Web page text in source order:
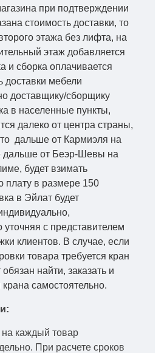
при подтверждении
стоимость доставки, то
этажа без лифта, на
этаж добавляется
и сборка оплачивается
доставки мебели
доставщику/сборщику
в населенные пункты,
далеко от центра страны,
дальше от Кармиэля на
дальше от Беэр-Шевы на
будет взимать
плату в размере 150
в Эйлат будет
уточняя с представителем
клиентов. В случае, если
товара требуется кран
найти, заказать и
крана самостоятельно.
на каждый товар
При расчете сроков